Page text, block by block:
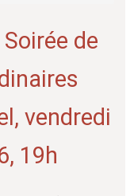
de
vendredi
19h